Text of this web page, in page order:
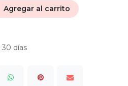
Agregar al carrito
días